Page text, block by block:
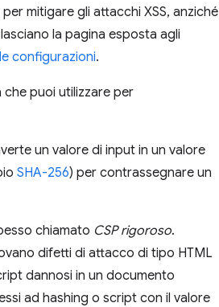
mitigare gli attacchi XSS, anziché
la pagina esposta agli
configurazioni.
puoi utilizzare per
un valore di input in un valore
SHA-256) per contrassegnare un
chiamato CSP rigoroso.
difetti di attacco di tipo HTML
dannosi in un documento
ad hashing o script con il valore